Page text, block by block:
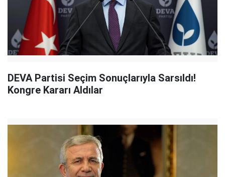
DEVA Partisi Seçim Sonuçlarıyla Sarsıldı!
Kongre Kararı Aldılar